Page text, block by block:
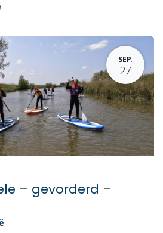
SEP.
27
– gevorderd –